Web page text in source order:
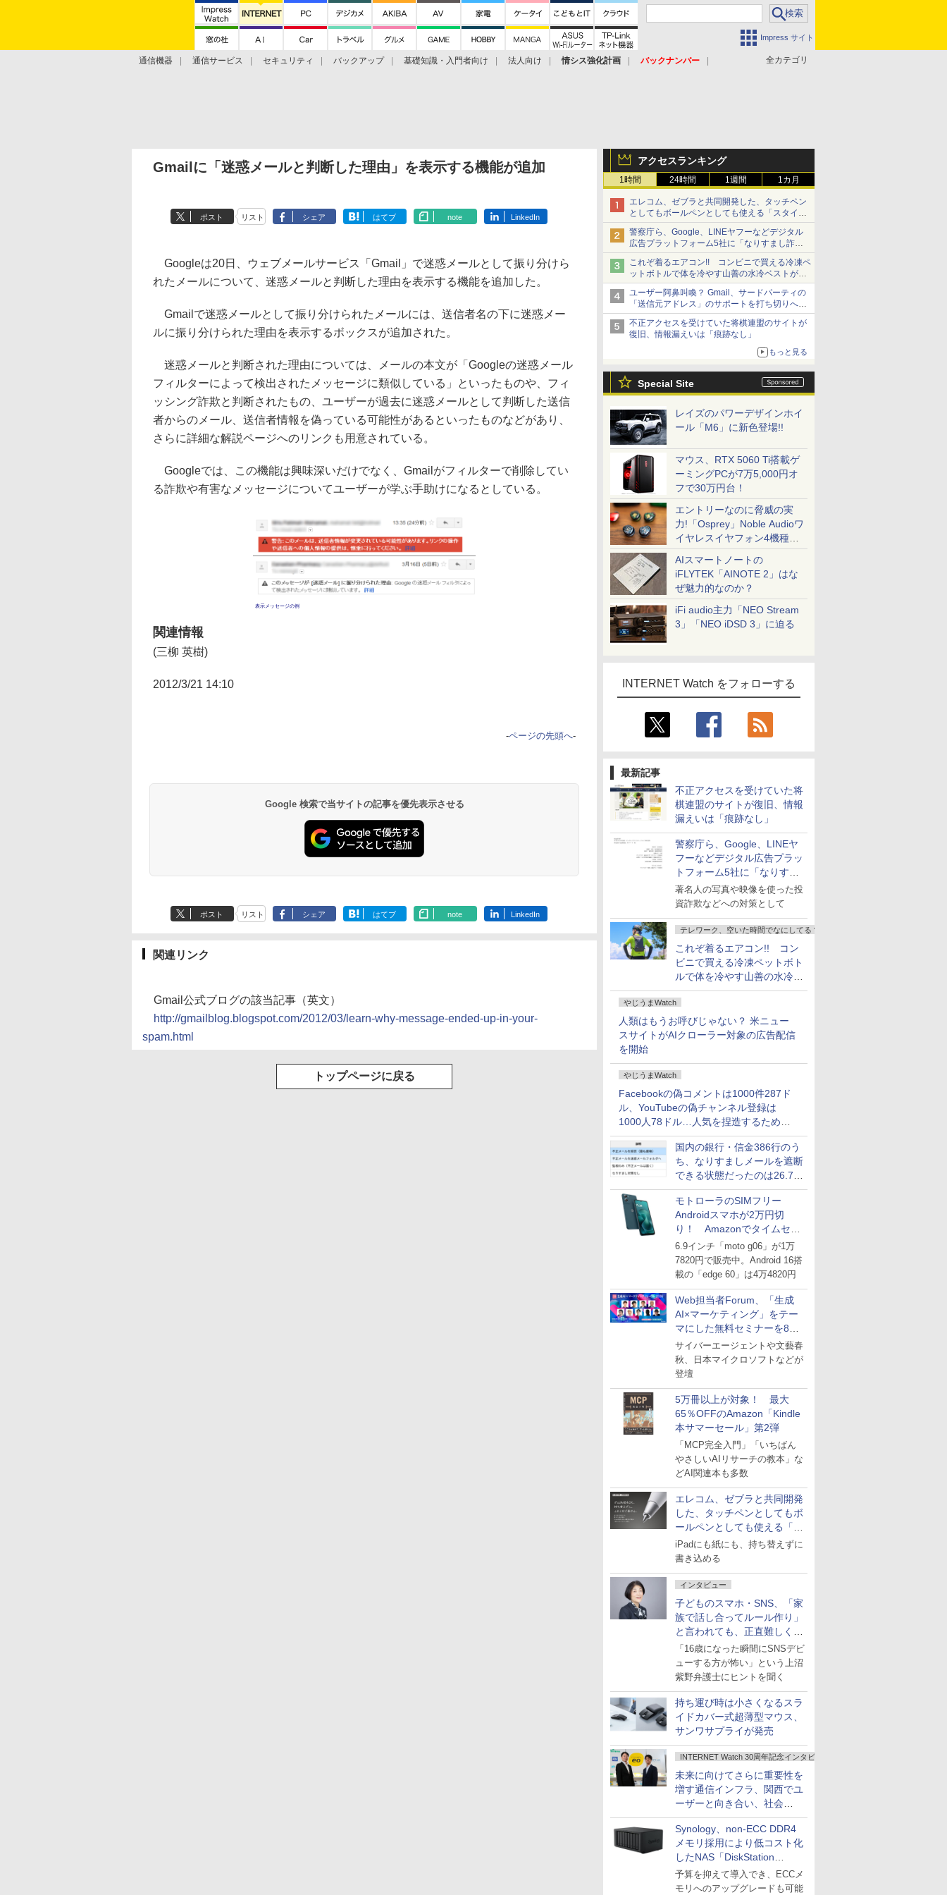
Impress サイト
全カテゴリ
通信機器 通信サービス セキュリティ バックアップ 基礎知識・入門者向け 法人向け 情シス強化計画
バックナンバー
アクセスランキング
1時間 24時間 1週間 1カ月
エレコム、ゼブラと共同開発した、タッチペン
としてもボールペンとしても使える「スタイラ
スツーウェイ」発売 iPadにも紙にも、持ち替
えずに書き込める
警察庁ら、Google、LINEヤフーなどデジタル
広告プラットフォーム5社に「なりすまし詐欺
広告」対策強化を要請 著名人の写真や映像を
使った投資詐欺などへの対策として
これぞ着るエアコン!! コンビニで買える冷凍ペ
ットボトルで体を冷やす山善の水冷ベストがロ
ードバイクにちょうどいい【ぼっち・ざ・ろー
ど！その14】【空いた時間でなにしてる？】
ユーザー阿鼻叫喚？ Gmail、サードパーティの
「送信元アドレス」のサポートを打ち切りへ
【やじうまWatch】
不正アクセスを受けていた将棋連盟のサイトが
復旧、情報漏えいは「痕跡なし」
もっと見る
Special Site
レイズのパワーデザインホイ
ール「M6」に新色登場!!
マウス、RTX 5060 Ti搭載ゲ
ーミングPCが7万5,000円オ
フで30万円台！
エントリーなのに脅威の実
力!「Osprey」Noble Audioワ
イヤレスイヤフォン4機種を
一気に聴く
AIスマートノートの
iFLYTEK「AINOTE 2」はな
ぜ魅力的なのか？
iFi audio主力「NEO Stream
3」「NEO iDSD 3」に迫る
INTERNET Watch をフォローする
最新記事
不正アクセスを受けていた将
棋連盟のサイトが復旧、情報
漏えいは「痕跡なし」
警察庁ら、Google、LINEヤ
フーなどデジタル広告プラッ
トフォーム5社に「なりすま
し詐欺広告」対策強化を要請
著名人の写真や映像を使った投
資詐欺などへの対策として
テレワーク、空いた時間でなにしてる？
これぞ着るエアコン!! コン
ビニで買える冷凍ペットボト
ルで体を冷やす山善の水冷ベ
ストがロードバイクにちょう
どいい【ぼっち・ざ・ろー
ど！その14】
やじうまWatch
人類はもうお呼びじゃない？ 米ニュー
スサイトがAIクローラー対象の広告配信
を開始
やじうまWatch
Facebookの偽コメントは1000件287ド
ル、YouTubeの偽チャンネル登録は
1000人78ドル…人気を捏造するための
価格リストが公開中
国内の銀行・信金386行のう
ち、なりすましメールを遮断
できる状態だったのは26.7％
にとどまる～GMOブランド
セキュリティ調査
モトローラのSIMフリー
Androidスマホが2万円切
り！ Amazonでタイムセー
ル
6.9インチ「moto g06」が1万
7820円で販売中。Android 16搭
載の「edge 60」は4万4820円
Web担当者Forum、「生成
AI×マーケティング」をテー
マにした無料セミナーを8月
27日にオンライン開催
サイバーエージェントや文藝春
秋、日本マイクロソフトなどが
登壇
5万冊以上が対象！ 最大
65％OFFのAmazon「Kindle
本サマーセール」第2弾
「MCP完全入門」「いちばん
やさしいAIリサーチの教本」な
どAI関連本も多数
エレコム、ゼブラと共同開発
した、タッチペンとしてもボ
ールペンとしても使える「ス
タイラスツーウェイ」発売
iPadにも紙にも、持ち替えずに
書き込める
インタビュー
子どものスマホ・SNS、「家
族で話し合ってルール作り」
と言われても、正直難しくな
いですか？
「16歳になった瞬間にSNSデビ
ューする方が怖い」という上沼
紫野弁護士にヒントを聞く
持ち運び時は小さくなるスラ
イドカバー式超薄型マウス、
サンワサプライが発売
INTERNET Watch 30周年記念インタビュー
未来に向けてさらに重要性を
増す通信インフラ、関西でユ
ーザーと向き合い、社会
の“あたらしい”を起動し続け
る～オプテージ
Synology、non-ECC DDR4
メモリ採用により低コスト化
したNAS「DiskStation
neo+」シリーズ
予算を抑えて導入でき、ECCメ
モリへのアップグレードも可能
Gmailに「迷惑メールと判断した理由」を表示する機能が追加
ポスト リスト シェア はてブ note LinkedIn
Googleは20日、ウェブメールサービス「Gmail」で迷惑メールとして振り分けら
れたメールについて、迷惑メールと判断した理由を表示する機能を追加した。
Gmailで迷惑メールとして振り分けられたメールには、送信者名の下に迷惑メー
ルに振り分けられた理由を表示するボックスが追加された。
迷惑メールと判断された理由については、メールの本文が「Googleの迷惑メール
フィルターによって検出されたメッセージに類似している」といったものや、フィ
ッシング詐欺と判断されたもの、ユーザーが過去に迷惑メールとして判断した送信
者からのメール、送信者情報を偽っている可能性があるといったものなどがあり、
さらに詳細な解説ページへのリンクも用意されている。
Googleでは、この機能は興味深いだけでなく、Gmailがフィルターで削除してい
る詐欺や有害なメッセージについてユーザーが学ぶ手助けになるとしている。
表示メッセージの例
関連情報
(三柳 英樹)
2012/3/21 14:10
-ページの先頭へ-
Google 検索で当サイトの記事を優先表示させる
ポスト リスト シェア はてブ note LinkedIn
関連リンク
Gmail公式ブログの該当記事（英文）
http://gmailblog.blogspot.com/2012/03/learn-why-message-ended-up-in-your-
spam.html
トップページに戻る